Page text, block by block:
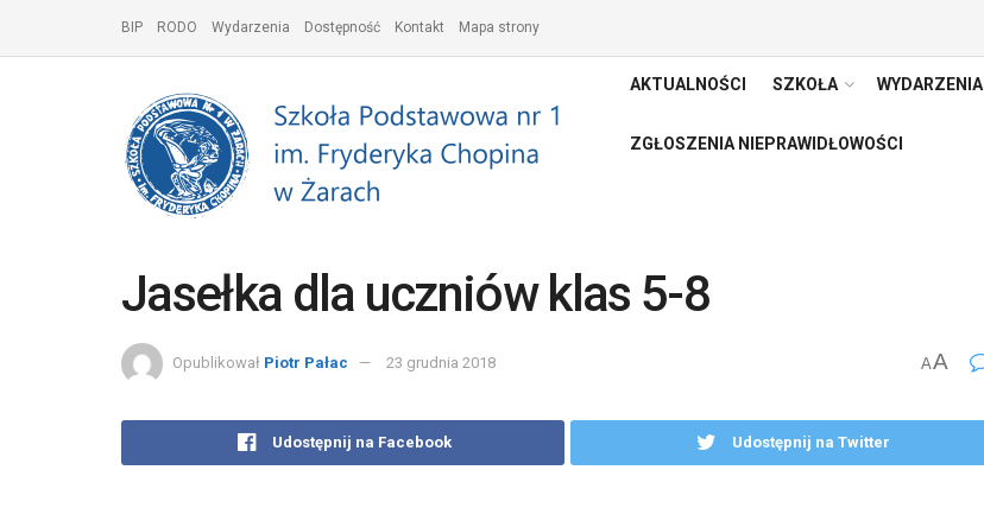
BIP RODO Wydarzenia Dostępność Kontakt Mapa strony
AKTUALNOŚCI SZKOŁA WYDARZENIA
ZGŁOSZENIA NIEPRAWIDŁOWOŚCI
Jasełka dla uczniów klas 5-8
Opublikował Piotr Pałac 23 grudnia 2018 AA
Udostępnij na Facebook Udostępnij na Twitter